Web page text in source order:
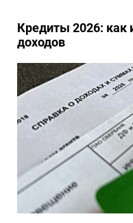
Кредиты 2026: как
доходов